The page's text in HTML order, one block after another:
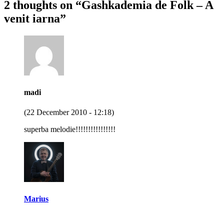
2 thoughts on “Gashkademia de Folk – A
venit iarna”
madi
(22 December 2010 - 12:18)
superba melodie!!!!!!!!!!!!!!!!
Marius